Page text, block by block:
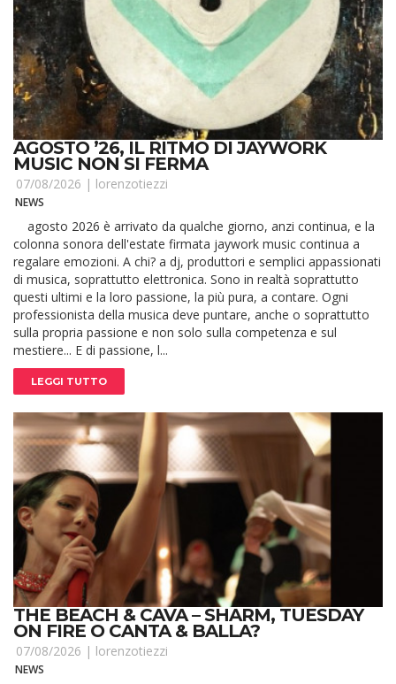
AGOSTO ’26, IL RITMO DI JAYWORK
MUSIC NON SI FERMA
07/08/2026 | lorenzotiezzi
NEWS
agosto 2026 è arrivato da qualche giorno, anzi continua, e la
colonna sonora dell'estate firmata jaywork music continua a
regalare emozioni. A chi? a dj, produttori e semplici appassionati
di musica, soprattutto elettronica. Sono in realtà soprattutto
questi ultimi e la loro passione, la più pura, a contare. Ogni
professionista della musica deve puntare, anche o soprattutto
sulla propria passione e non solo sulla competenza e sul
mestiere... E di passione, l...
LEGGI TUTTO
THE BEACH & CAVA – SHARM, TUESDAY
ON FIRE O CANTA & BALLA?
07/08/2026 | lorenzotiezzi
NEWS